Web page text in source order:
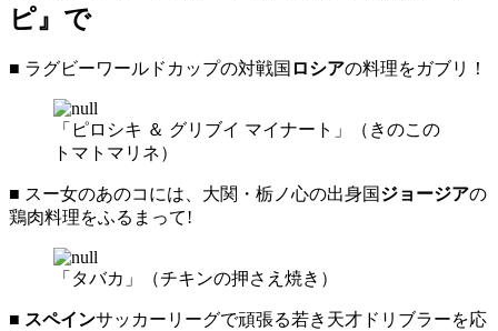
ピ』で
■ ラグビーワールドカップの対戦国 ロシアの料理をガブリ！
「ピロシキ ＆ グリブイ マイナート」（きのこの
トマトマリネ）
■ スー女のあのコには、大関・栃ノ心の出身国ジョージアの
鶏肉料理をふるまって!
「タバカ」（チキンの押さえ焼き）
■ スペインサッカーリーグで頑張る若き天才ドリブラーを応